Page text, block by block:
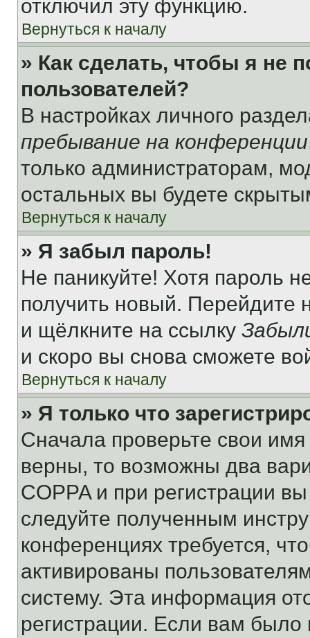
отключил эту функцию.
Вернуться к началу
» Как сделать, чтобы я не
пользователей?
В настройках личного
пребывание на конференции
только администраторам,
остальных вы будете
Вернуться к началу
» Я забыл пароль!
Не паникуйте! Хотя пароль
получить новый. Перейдите
и щёлкните на ссылку
и скоро вы снова сможете
Вернуться к началу
» Я только что
Сначала проверьте свои
верны, то возможны два
COPPA и при регистрации
следуйте полученным
конференциях требуется,
активированы
систему. Эта информация
регистрации. Если вам